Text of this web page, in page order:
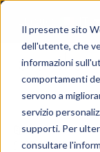
Il presente sito
dell'utente, che
informazioni
comportamenti
servono a
servizio
supporti. Per
consultare
Momento della
27/02/2026